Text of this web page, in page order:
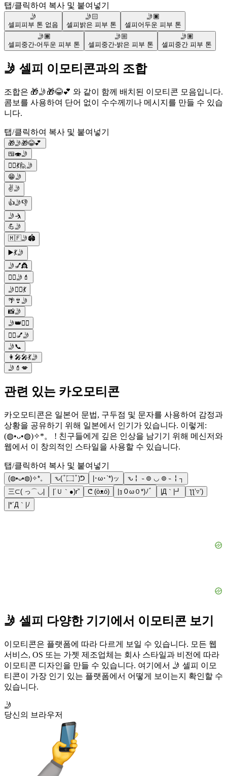
탭/클릭하여 복사 및 붙여넣기
🤳
셀피피부 톤 없음
🤳🏻
셀피 밝은 피부 톤
🤳🏿
셀피 어두운 피부 톤
🤳🏾
셀피 중간-어두운 피부 톤
🤳🏼
셀피 중간-밝은 피부 톤
🤳🏽
셀피 중간 피부 톤
🤳 셀피 이모티콘과의 조합
조합은 🎁🤳🎁😂💕 와 같이 함께 배치된 이모티콘 모음입니다.
콤보를 사용하여 단어 없이 수수께끼나 메시지를 만들 수 있습
니다.
탭/클릭하여 복사 및 붙여넣기
🎁🤳🎁😂💕
🍱🍣🤳
👱‍♀️💃🙋🤳
😁🤳
✌️🤳
👍🤳👎
🤳🤺
💪🤳
🇲🇫🤳🏟️
▶️💃🤳
🤳💅👸
💁‍♀️🤳💄
🤳💁‍♀️💃
🌴👙🤳
📸🤳
🤳👑💁‍♀️
💁‍♀️💅🤳
🤳📞
👩‍🎤🎤💃🤳
🤳💄💋
관련 있는 카오모티콘
카오모티콘은 일본어 문법, 구두점 및 문자를 사용하여 감정과
상황을 공유하기 위해 일본에서 인기가 있습니다. 이렇게:
(◍•ᴗ•◍)✧*。 ! 친구들에게 깊은 인상을 남기기 위해 메신저와
웹에서 이 창의적인 스타일을 사용할 수 있습니다.
탭/클릭하여 복사 및 붙여넣기
(◍•ᴗ•◍)✧*。 ԅ( ͒ ۝ ͒ )ᕤ |･ω･`*)ッ
ԅ╏ ˵ ⊚ ◡ ⊚ ˵ ╏┐
三⊂( っ⌒◡|
|´Ｕ｀●)r” ᕦ (òᴥó) |ｮ０ω０*)ﾉﾞ |Д｀|┛
ƪƪ’▿’)
|*´Д｀|ﾉ
🤳 셀피 다양한 기기에서 이모티콘 보기
이모티콘은 플랫폼에 따라 다르게 보일 수 있습니다. 모든 웹
서비스, OS 또는 가젯 제조업체는 회사 스타일과 비전에 따라
이모티콘 디자인을 만들 수 있습니다. 여기에서 🤳 셀피 이모
티콘이 가장 인기 있는 플랫폼에서 어떻게 보이는지 확인할 수
있습니다.
🤳
당신의 브라우저